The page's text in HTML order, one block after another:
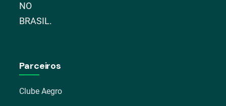
NO
BRASIL.
Parceiros
Clube Aegro